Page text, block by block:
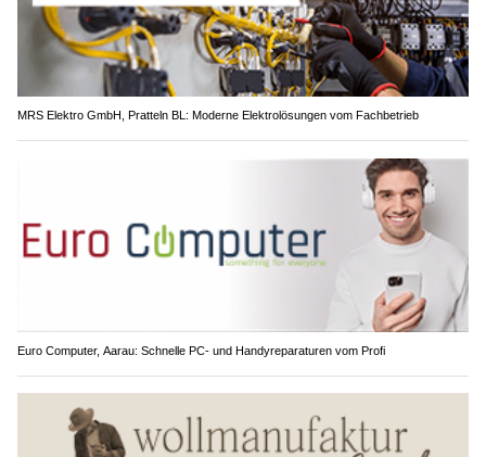
MRS Elektro GmbH, Pratteln BL: Moderne Elektrolösungen vom Fachbetrieb
Euro Computer, Aarau: Schnelle PC- und Handyreparaturen vom Profi